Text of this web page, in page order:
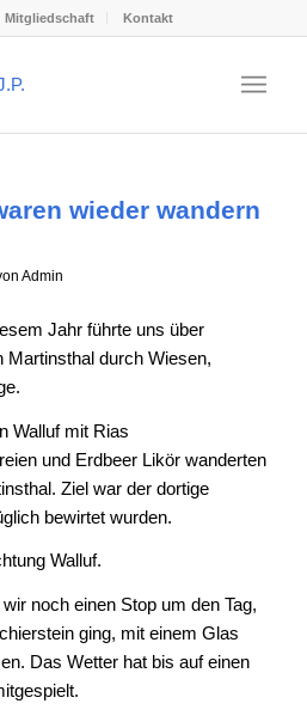
Mitgliedschaft Kontakt
wieder wandern
Admin
Jahr führte uns über
Martinsthal durch Wiesen,
Walluf mit Rias
und Erdbeer Likör wanderten
Ziel war der dortige
bewirtet wurden.
Walluf.
noch einen Stop um den Tag,
ging, mit einem Glas
Das Wetter hat bis auf einen